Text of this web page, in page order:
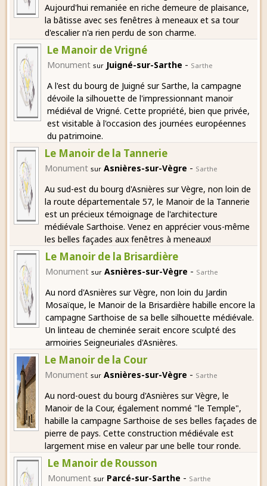
Aujourd'hui remaniée en riche demeure de plaisance,
la bâtisse avec ses fenêtres à meneaux et sa tour
d'escalier n'a rien perdu de son charme.
Le Manoir de Vrigné
Monument sur Juigné-sur-Sarthe - Sarthe
A l'est du bourg de Juigné sur Sarthe, la campagne
dévoile la silhouette de l'impressionnant manoir
médiéval de Vrigné. Cette propriété, bien que privée,
est visitable à l'occasion des journées européennes
du patrimoine.
Le Manoir de la Tannerie
Monument sur Asnières-sur-Vègre - Sarthe
Au sud-est du bourg d'Asnières sur Vègre, non loin de
la route départementale 57, le Manoir de la Tannerie
est un précieux témoignage de l'architecture
médiévale Sarthoise. Venez en apprécier vous-même
les belles façades aux fenêtres à meneaux!
Le Manoir de la Brisardière
Monument sur Asnières-sur-Vègre - Sarthe
Au nord d'Asnières sur Vègre, non loin du Jardin
Mosaïque, le Manoir de la Brisardière habille encore la
campagne Sarthoise de sa belle silhouette médiévale.
Un linteau de cheminée serait encore sculpté des
armoiries Seigneuriales d'Asnières.
Le Manoir de la Cour
Monument sur Asnières-sur-Vègre - Sarthe
Au nord-ouest du bourg d'Asnières sur Vègre, le
Manoir de la Cour, également nommé "le Temple",
habille la campagne Sarthoise de ses belles façades de
pierre de pays. Cette construction médiévale est
largement mise en valeur par une belle tour ronde.
Le Manoir de Rousson
Monument sur Parcé-sur-Sarthe - Sarthe